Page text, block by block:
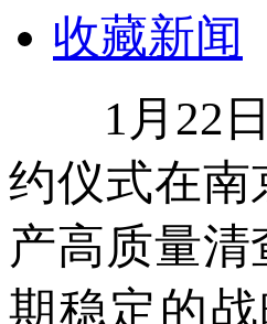
收藏新闻
1月22日
约仪式在南
产高质量
期稳定的